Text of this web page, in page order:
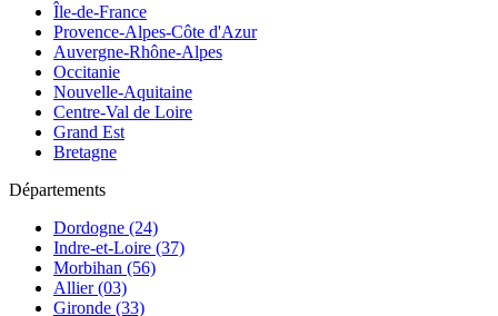
Île-de-France
Provence-Alpes-Côte d'Azur
Auvergne-Rhône-Alpes
Occitanie
Nouvelle-Aquitaine
Centre-Val de Loire
Grand Est
Bretagne
Départements
Dordogne (24)
Indre-et-Loire (37)
Morbihan (56)
Allier (03)
Gironde (33)